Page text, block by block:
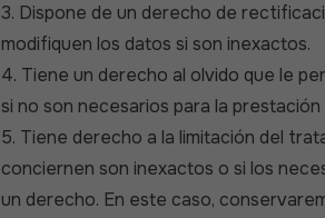
3. Dispone de un derecho de
modifiquen los datos si son inexactos.
4. Tiene un derecho al olvido que le
si no son necesarios para la
5. Tiene derecho a la limitación del
conciernen son inexactos o si los
un derecho. En este caso,